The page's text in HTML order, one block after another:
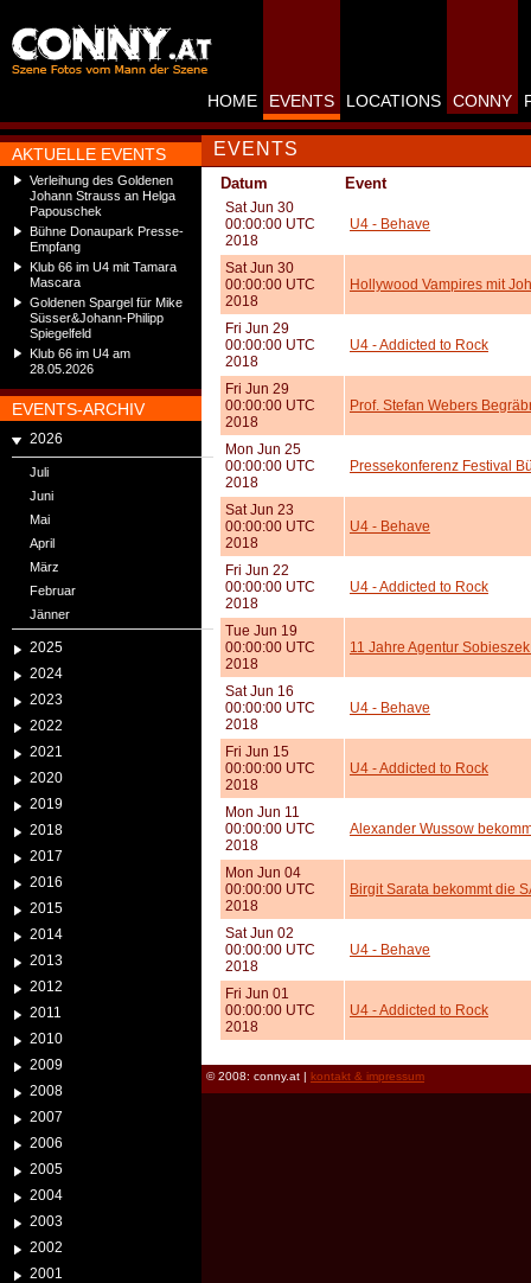
AKTUELLE EVENTS
Verleihung des Goldenen
Johann Strauss an Helga
Papouschek
Bühne Donaupark Presse-
Empfang
Klub 66 im U4 mit Tamara
Mascara
Goldenen Spargel für Mike
Süsser&Johann-Philipp
Spiegelfeld
Klub 66 im U4 am
28.05.2026
EVENTS-ARCHIV
2026
Juli
Juni
Mai
April
März
Februar
Jänner
2025
2024
2023
2022
2021
2020
2019
2018
2017
2016
2015
2014
2013
2012
2011
2010
2009
2008
2007
2006
2005
2004
2003
2002
2001
HOME EVENTS LOCATIONS CONNY
EVENTS
Datum Event
Sat Jun 30
00:00:00 UTC
2018
U4 - Behave
Sat Jun 30
00:00:00 UTC
2018
Hollywood Vampires mit
Fri Jun 29
00:00:00 UTC
2018
U4 - Addicted to Rock
Fri Jun 29
00:00:00 UTC
2018
Prof. Stefan Webers
Mon Jun 25
00:00:00 UTC
2018
Pressekonferenz Festival
Sat Jun 23
00:00:00 UTC
2018
U4 - Behave
Fri Jun 22
00:00:00 UTC
2018
U4 - Addicted to Rock
Tue Jun 19
00:00:00 UTC
2018
11 Jahre Agentur
Sat Jun 16
00:00:00 UTC
2018
U4 - Behave
Fri Jun 15
00:00:00 UTC
2018
U4 - Addicted to Rock
Mon Jun 11
00:00:00 UTC
2018
Alexander Wussow
Mon Jun 04
00:00:00 UTC
2018
Birgit Sarata bekommt die
Sat Jun 02
00:00:00 UTC
2018
U4 - Behave
Fri Jun 01
00:00:00 UTC
2018
U4 - Addicted to Rock
© 2008: conny.at | kontakt & impressum